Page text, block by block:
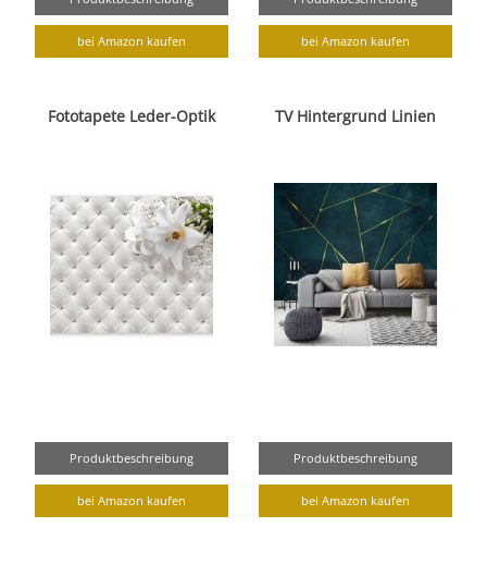
bei Amazon kaufen bei Amazon kaufen
Fototapete Leder-Optik
Produktbeschreibung
bei Amazon kaufen
TV Hintergrund Linien
Produktbeschreibung
bei Amazon kaufen